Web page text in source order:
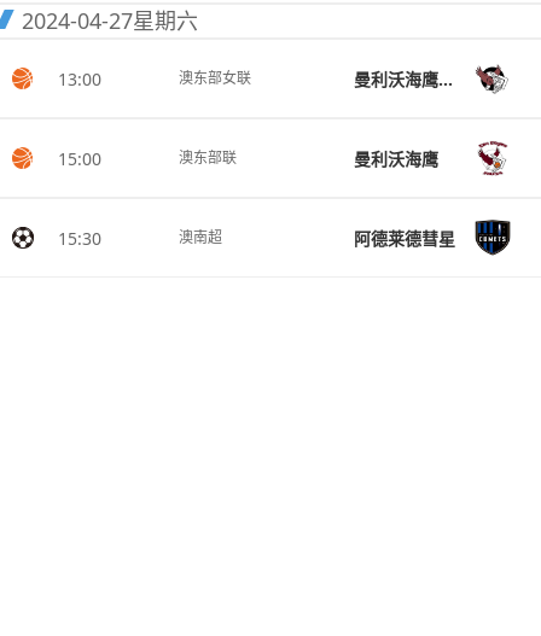
2024-04-27星期六
13:00 澳东部女联 曼利沃海鹰女篮
15:00 澳东部联 曼利沃海鹰
15:30 澳南超 阿德莱德彗星